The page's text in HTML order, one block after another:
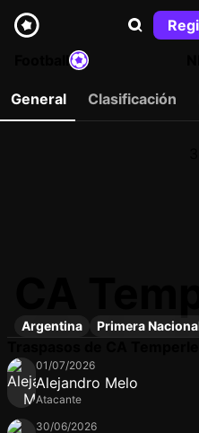
General Clasificación
Argentina Primera
01/07/2026
Alejandro Melo
Atacante
30/06/2026